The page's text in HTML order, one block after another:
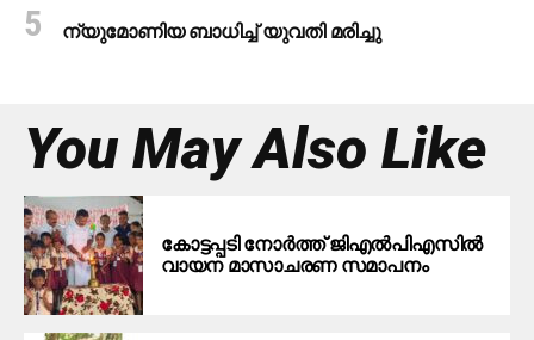
ന്യുമോണിയ ബാധിച്ച് യുവതി മരിച്ചു
You May Also Like
കോട്ടപ്പടി നോർത്ത് ജിഎൽപിഎസിൽ
വായന മാസാചരണ സമാപനം